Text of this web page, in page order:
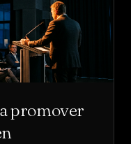
promover